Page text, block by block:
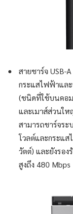
สายชาร์จ USB-
กระแสไฟฟ้าแล
(ชนิดที่ใช้บนคอ
และเมาส์ส่วนใ
สามารถชาร์จร
โวลต์และกระแ
วัตต์) และยังรอง
สูงถึง 480 Mbps